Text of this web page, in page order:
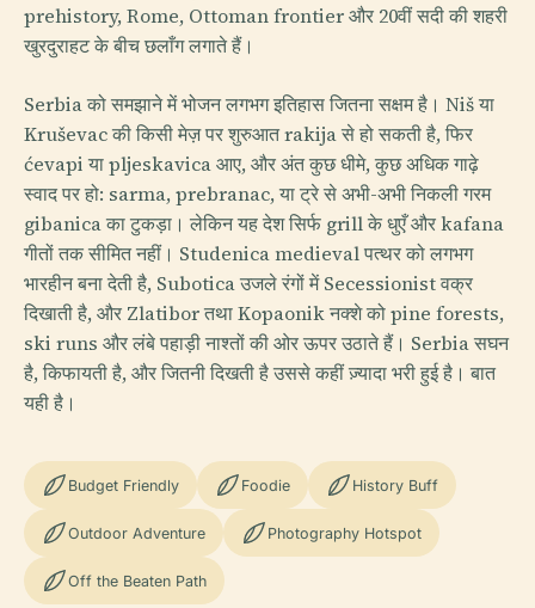
prehistory, Rome, Ottoman frontier और 20वीं सदी की शहरी
खुरदुराहट के बीच छलाँग लगाते हैं।
Serbia को समझाने में भोजन लगभग इतिहास जितना सक्षम है। Niš या
Kruševac की किसी मेज़ पर शुरुआत rakija से हो सकती है, फिर
ćevapi या pljeskavica आए, और अंत कुछ धीमे, कुछ अधिक गाढ़े
स्वाद पर हो: sarma, prebranac, या ट्रे से अभी-अभी निकली गरम
gibanica का टुकड़ा। लेकिन यह देश सिर्फ grill के धुएँ और kafana
गीतों तक सीमित नहीं। Studenica medieval पत्थर को लगभग
भारहीन बना देती है, Subotica उजले रंगों में Secessionist वक्र
दिखाती है, और Zlatibor तथा Kopaonik नक्शे को pine forests,
ski runs और लंबे पहाड़ी नाश्तों की ओर ऊपर उठाते हैं। Serbia सघन
है, किफायती है, और जितनी दिखती है उससे कहीं ज़्यादा भरी हुई है। बात
यही है।
Budget Friendly Foodie History Buff
Outdoor Adventure Photography Hotspot
Off the Beaten Path